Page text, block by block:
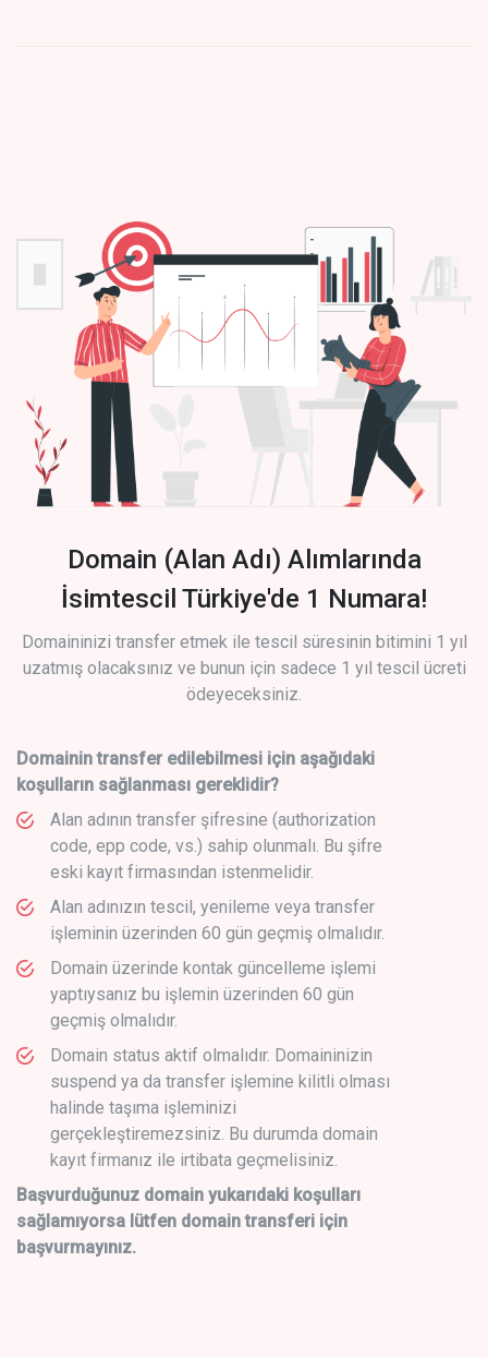
Domain (Alan Adı) Alımlarında
İsimtescil Türkiye'de 1 Numara!
Domaininizi transfer etmek ile tescil süresinin bitimini 1 yıl
uzatmış olacaksınız ve bunun için sadece 1 yıl tescil ücreti
ödeyeceksiniz.
Domainin transfer edilebilmesi için aşağıdaki
koşulların sağlanması gereklidir?
Alan adının transfer şifresine (authorization
code, epp code, vs.) sahip olunmalı. Bu şifre
eski kayıt firmasından istenmelidir.
Alan adınızın tescil, yenileme veya transfer
işleminin üzerinden 60 gün geçmiş olmalıdır.
Domain üzerinde kontak güncelleme işlemi
yaptıysanız bu işlemin üzerinden 60 gün
geçmiş olmalıdır.
Domain status aktif olmalıdır. Domaininizin
suspend ya da transfer işlemine kilitli olması
halinde taşıma işleminizi
gerçekleştiremezsiniz. Bu durumda domain
kayıt firmanız ile irtibata geçmelisiniz.
Başvurduğunuz domain yukarıdaki koşulları
sağlamıyorsa lütfen domain transferi için
başvurmayınız.